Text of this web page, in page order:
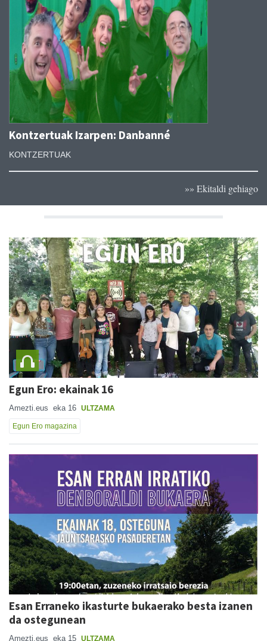
Kontzertuak Izarpen: Danbanné
KONTZERTUAK
»» Ekitaldi gehiago
Egun Ero: ekainak 16
Amezti.eus eka 16 ULTZAMA
Egun Ero magazina
Esan Erraneko ikasturte bukaerako besta izanen
da ostegunean
Amezti.eus eka 15 ULTZAMA